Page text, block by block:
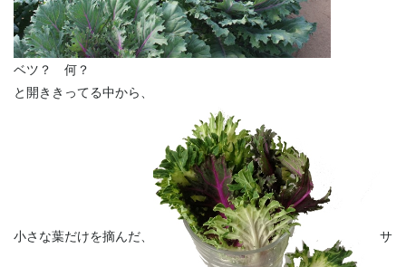
ベツ？ 何？
と開ききってる中から、
小さな葉だけを摘んだ、 サ